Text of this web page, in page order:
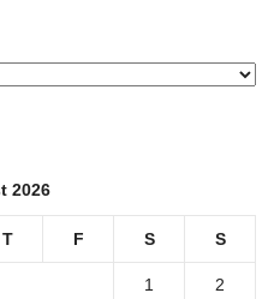
2026
T F S S
1 2